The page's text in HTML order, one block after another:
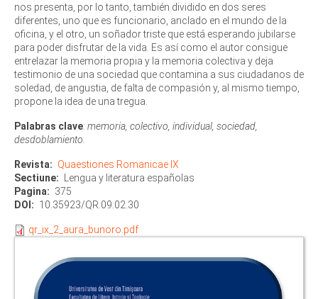
nos presenta, por lo tanto, también dividido en dos seres
diferentes, uno que es funcionario, anclado en el mundo de la
oficina, y el otro, un soñador triste que está esperando jubilarse
para poder disfrutar de la vida. Es así como el autor consigue
entrelazar la memoria propia y la memoria colectiva y deja
testimonio de una sociedad que contamina a sus ciudadanos de
soledad, de angustia, de falta de compasión y, al mismo tiempo,
propone la idea de una tregua.
Palabras clave: memoria, colectivo, individual, sociedad,
desdoblamiento.
Revista
Quaestiones Romanicae IX
Sectiune
Lengua y literatura españolas
Pagina
375
DOI
10.35923/QR.09.02.30
qr_ix_2_aura_bunoro.pdf